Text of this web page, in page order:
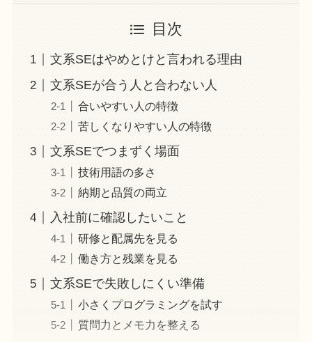
目次
文系SEはやめとけと言われる理由
文系SEが合う人と合わない人
合いやすい人の特徴
苦しくなりやすい人の特徴
文系SEでつまずく場面
技術用語の多さ
納期と品質の両立
入社前に確認したいこと
研修と配属先を見る
働き方と残業を見る
文系SEで失敗しにくい準備
小さくプログラミングを試す
質問力とメモ力を整える